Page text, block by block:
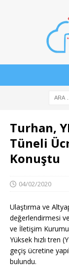
Turhan,
Tüneli
Konuştu
04/02/2020
Ulaştırma ve
değerlendirmesi
ve İletişim
Yüksek hızlı tren
geçiş ücretine
bulundu.